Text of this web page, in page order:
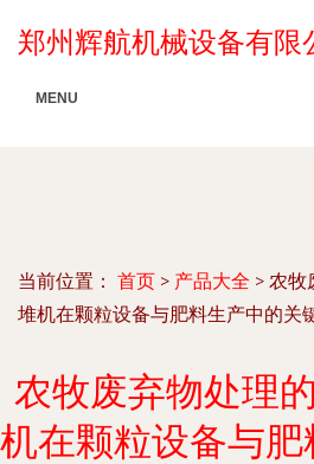
郑州辉航机械设备有限
MENU
当前位置： 首页 > 产品大全 > 农牧
堆机在颗粒设备与肥料生产中的关
农牧废弃物处理
机在颗粒设备与